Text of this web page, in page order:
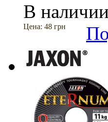
В наличии
Цена: 48 грн